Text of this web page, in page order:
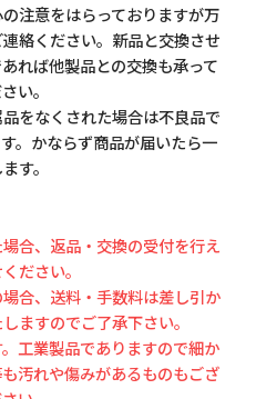
注意をはらっておりますが万
絡ください。新品と交換させ
れば他製品との交換も承って
い。
をなくされた場合は不良品で
。かならず商品が届いたら一
す。
合、返品・交換の受付を行え
ださい。
合、送料・手数料は差し引か
ますのでご了承下さい。
工業製品でありますので細か
汚れや傷みがあるものもござ